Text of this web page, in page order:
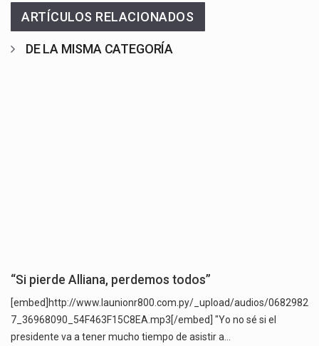
ARTÍCULOS RELACIONADOS
DE LA MISMA CATEGORÍA
“Si pierde Alliana, perdemos todos”
[embed]http://www.launionr800.com.py/_upload/audios/0682982
7_36968090_54F463F15C8EA.mp3[/embed] "Yo no sé si el
presidente va a tener mucho tiempo de asistir a…